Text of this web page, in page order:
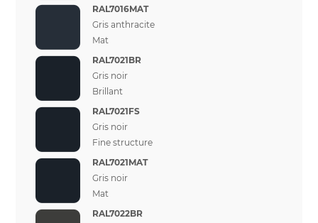
RAL7016MAT
Gris anthracite
Mat
RAL7021BR
Gris noir
Brillant
RAL7021FS
Gris noir
Fine structure
RAL7021MAT
Gris noir
Mat
RAL7022BR